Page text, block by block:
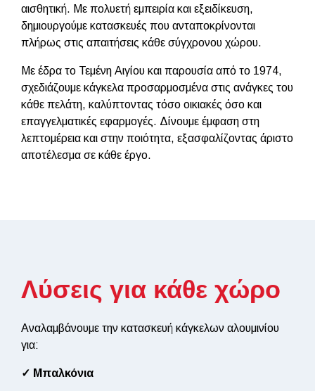
αισθητική. Με πολυετή εμπειρία και εξειδίκευση,
δημιουργούμε κατασκευές που ανταποκρίνονται
πλήρως στις απαιτήσεις κάθε σύγχρονου χώρου.
Με έδρα το Τεμένη Αιγίου και παρουσία από το 1974,
σχεδιάζουμε κάγκελα προσαρμοσμένα στις ανάγκες του
κάθε πελάτη, καλύπτοντας τόσο οικιακές όσο και
επαγγελματικές εφαρμογές. Δίνουμε έμφαση στη
λεπτομέρεια και στην ποιότητα, εξασφαλίζοντας άριστο
αποτέλεσμα σε κάθε έργο.
Λύσεις για κάθε χώρο
Αναλαμβάνουμε την κατασκευή κάγκελων αλουμινίου
για:
✓ Μπαλκόνια